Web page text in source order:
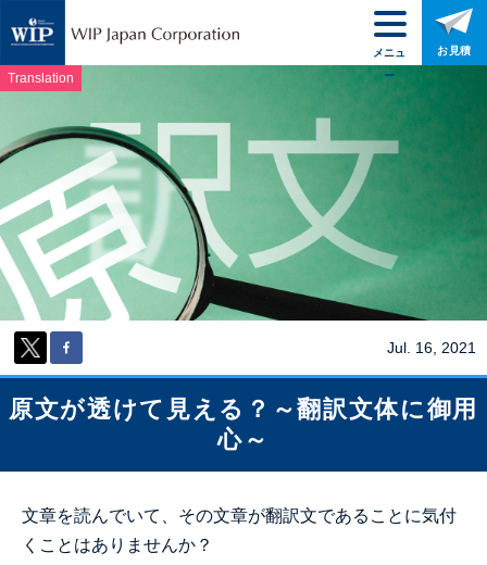
Translation
Jul. 16, 2021
原文が透けて見える？～翻訳文体に御用
心～
文章を読んでいて、その文章が翻訳文であることに気付
くことはありませんか？
メニュ
ー
お見積